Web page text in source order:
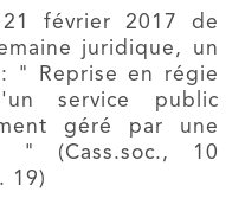
février 2017 de
juridique, un
" Reprise en régie
service public
géré par une
(Cass.soc., 10
19)